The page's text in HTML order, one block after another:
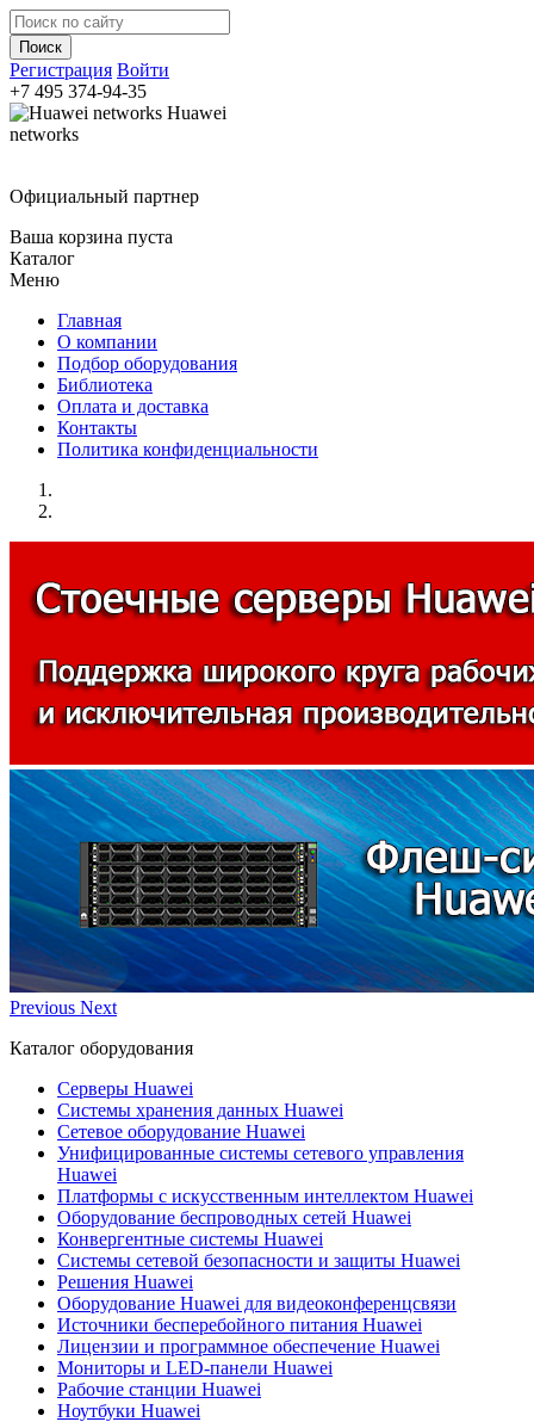
Регистрация Войти
+7 495 374-94-35
Huawei
networks
Официальный партнер
Ваша корзина пуста
Каталог
Меню
Главная
О компании
Подбор оборудования
Библиотека
Оплата и доставка
Контакты
Политика конфиденциальности
Previous Next
Каталог оборудования
Серверы Huawei
Системы хранения данных Huawei
Сетевое оборудование Huawei
Унифицированные системы сетевого управления
Huawei
Платформы с искусственным интеллектом Huawei
Оборудование беспроводных сетей Huawei
Конвергентные системы Huawei
Системы сетевой безопасности и защиты Huawei
Решения Huawei
Оборудование Huawei для видеоконференцсвязи
Источники бесперебойного питания Huawei
Лицензии и программное обеспечение Huawei
Мониторы и LED-панели Huawei
Рабочие станции Huawei
Ноутбуки Huawei